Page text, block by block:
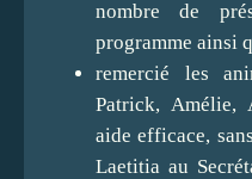
nombre de
programme ainsi
remercié les
Patrick, Amélie,
aide efficace,
Laetitia au